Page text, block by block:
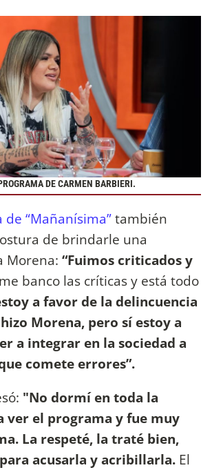
DE CARMEN BARBIERI.
“Mañanísima”también
de brindarle una
Morena: “Fuimos criticados y
banco las críticas y está todo
a favor de la delincuencia
Morena, pero sí estoy a
a integrar en la sociedad a
comete errores”.
"No dormí en toda la
ver el programa y fue muy
La respeté, la traté bien,
acusarla y acribillarla. El